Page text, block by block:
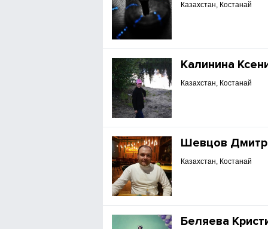
Казахстан, Костанай
Калинина
Казахстан, Костанай
Шевцов
Казахстан, Костанай
Беляева